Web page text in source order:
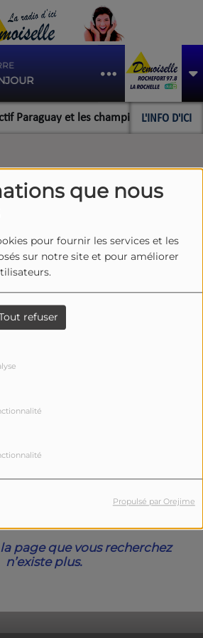
que nous
pour fournir les services et les
sur notre site et pour améliorer
refuser
Propulsé par Orejime
L'INFO D'ICI
Paraguay et les championnats du
vous avez
une erreur.
page que vous recherchez
n’existe plus.